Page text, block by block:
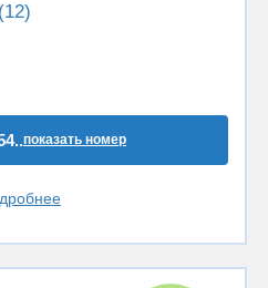
показать номер